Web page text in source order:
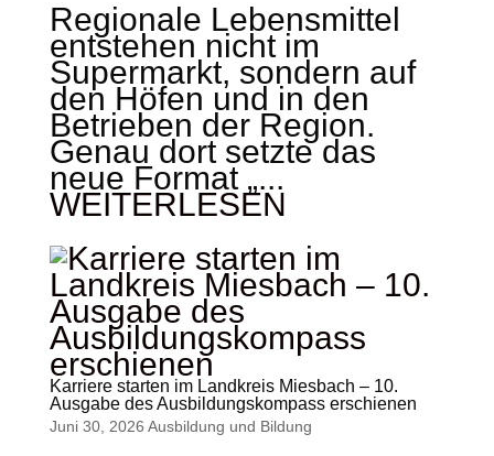
Regionale Lebensmittel
entstehen nicht im
Supermarkt, sondern auf
den Höfen und in den
Betrieben der Region.
Genau dort setzte das
neue Format „...
WEITERLESEN
Karriere starten im Landkreis Miesbach – 10.
Ausgabe des Ausbildungskompass erschienen
Juni 30, 2026 Ausbildung und Bildung